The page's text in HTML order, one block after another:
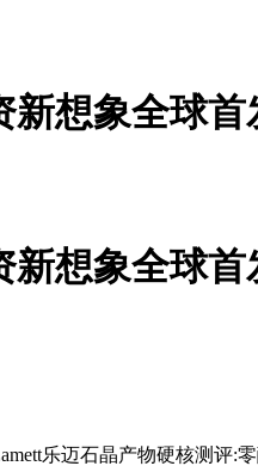
想象全球首
想象全球首
乐迈石晶产物硬核测评:零